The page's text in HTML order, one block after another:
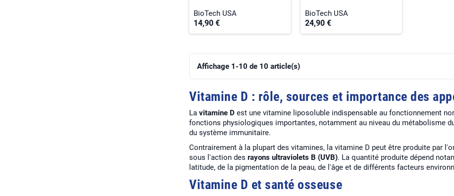
BioTech USA
14,90 €
BioTech USA
24,90 €
Affichage 1-10 de 10 article(s)
Vitamine D : rôle, sources et importance des
La vitamine D est une vitamine liposoluble indispensable au fonctionnement
fonctions physiologiques importantes, notamment au niveau du métabolisme
du système immunitaire.
Contrairement à la plupart des vitamines, la vitamine D peut être produite par
sous l'action des rayons ultraviolets B (UVB). La quantité produite dépend
latitude, de la pigmentation de la peau, de l'âge et de différents facteurs
Vitamine D et santé osseuse